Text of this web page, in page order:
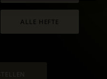
ALLE HEFTE